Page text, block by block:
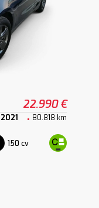
22.990 €
2021 80.818 km
150 cv